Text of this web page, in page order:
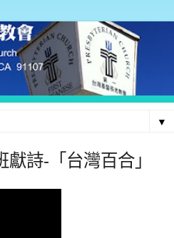
▼
詩-「台灣百合」